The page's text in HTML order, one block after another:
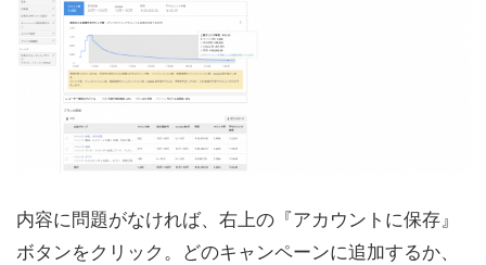
内容に問題がなければ、右上の『アカウントに保存』
ボタンをクリック。どのキャンペーンに追加するか、